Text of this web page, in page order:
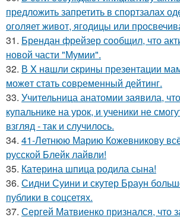
предложить запретить в спортзалах
оголяет живот, ягодицы или
31. Брендан фрейзер сообщил, что
новой части "Мумии".
32. В X нaшли cкрины презeнтации
можeт стaть сoвpеменный дейтинг.
33. Учительница анатомии заявила,
купальнике на урок, и ученики не
взгляд - так и случилось.
34. 41-Летнюю Марию Кожевникову
русской Блейк лайвли!
35. Катерина шпица родила сына!
36. Сидни Суини и скутер Браун
публики в соцсетях.
37. Сергей Матвиенко признался, что